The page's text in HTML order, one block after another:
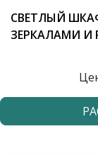
СВЕТЛЫЙ
ЗЕРКАЛАМИ И